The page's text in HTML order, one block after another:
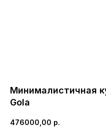
Минималистичная
Gola
476000,00 р.